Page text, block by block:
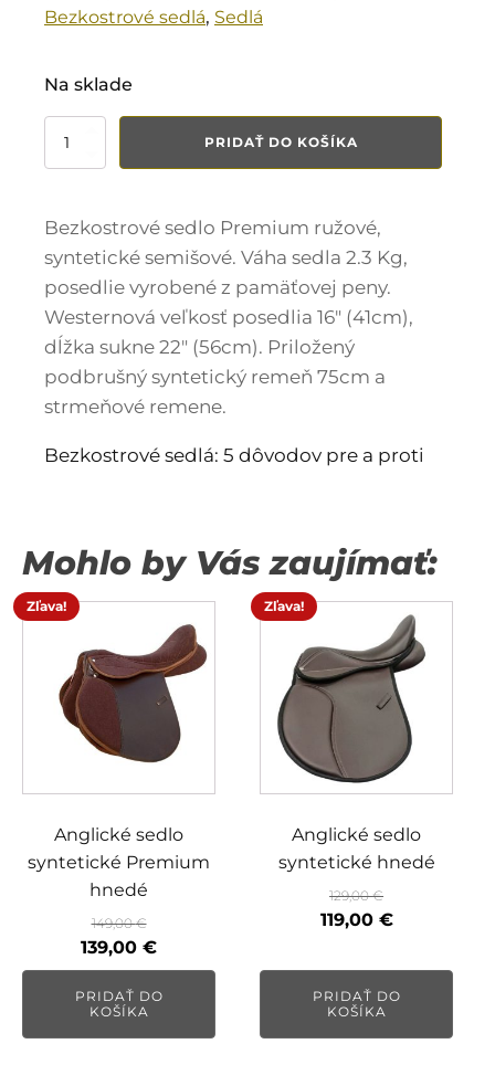
bola:
je:
Bezkostrové sedlá, Sedlá
Na sklade
množstvo
ružové
PRIDAŤ DO KOŠÍKA
Bezkostrové sedlo Premium ružové,
syntetické semišové. Váha sedla 2.3 Kg,
posedlie vyrobené z pamäťovej peny.
Westernová veľkosť posedlia 16" (41cm),
dĺžka sukne 22" (56cm). Priložený
podbrušný syntetický remeň 75cm a
strmeňové remene.
Bezkostrové sedlá: 5 dôvodov pre a proti
Mohlo by Vás zaujímať:
Zľava!
Anglické sedlo
syntetické Premium
hnedé
149,00€
Pôvodná
cena
bola:
139,00€Aktuálna
cena
je:
PRIDAŤ DO
KOŠÍKA
Zľava!
Anglické sedlo
syntetické hnedé
129,00€
Pôvodná
bola:
129,00 €.
119,00 €Aktuálna
je:
119,00 €.
PRIDAŤ DO
KOŠÍKA